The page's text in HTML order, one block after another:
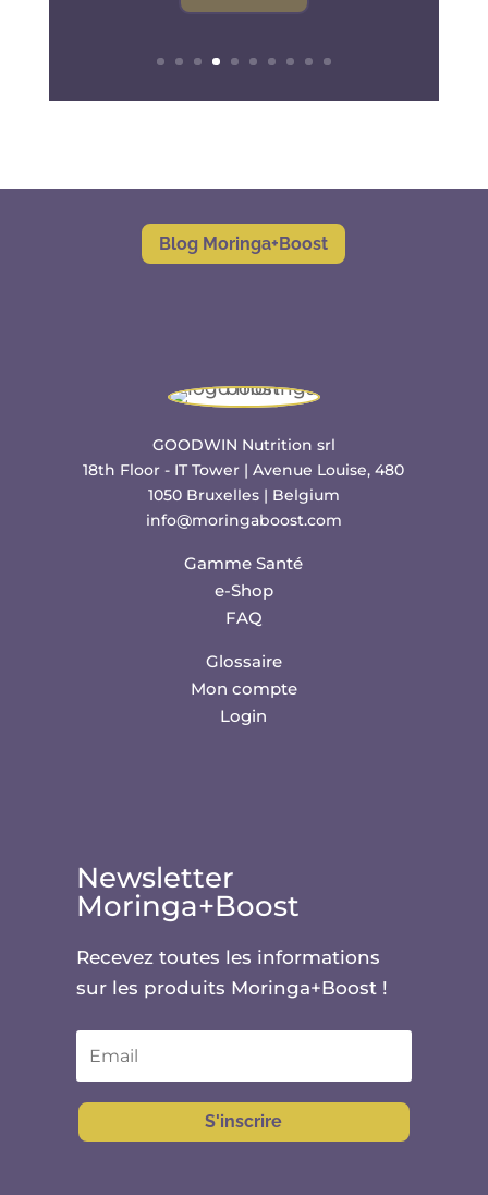
Read More
Blog Moringa+Boost
GOODWIN Nutrition srl
18th Floor - IT Tower | Avenue Louise, 480
1050 Bruxelles | Belgium
info@moringaboost.com
Gamme Santé
e-Shop
FAQ
Glossaire
Mon compte
Login
Newsletter
Moringa+Boost
Recevez toutes les informations
sur les produits Moringa+Boost !
S'inscrire